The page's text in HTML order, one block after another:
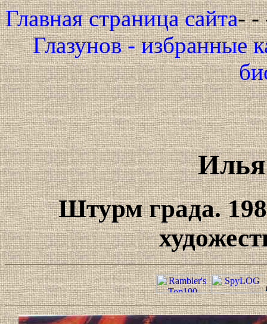
Главная страница сайта-
Глазунов - избранные
Илья
Штурм града.